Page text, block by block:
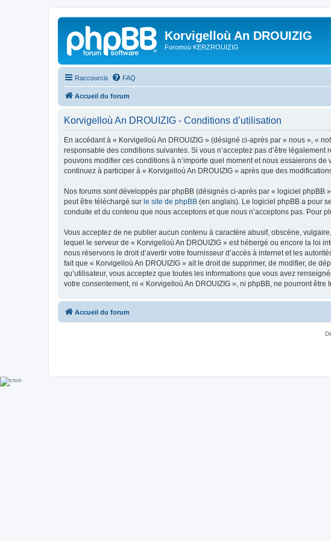
Korvigelloù An DROUIZIG
Foromoù KERZROUIZIG
Raccourcis FAQ
Accueil du forum
Korvigelloù An DROUIZIG - Conditions d’utilisation
En accédant à « Korvigelloù An DROUIZIG » (désigné ci-après par « nous », «
responsable des conditions suivantes. Si vous n’acceptez pas d’être
pouvons modifier ces conditions à n’importe quel moment et nous essaierons
continuez à participer à « Korvigelloù An DROUIZIG » après que des
Nos forums sont développés par phpBB (désignés ci-après par « logiciel
peut être téléchargé sur le site de phpBB (en anglais). Le logiciel phpBB a pour
conduite et du contenu que nous acceptons et que nous n’acceptons pas. Pour
Vous acceptez de ne publier aucun contenu à caractère abusif, obscène,
lequel le serveur de « Korvigelloù An DROUIZIG » est hébergé ou encore la loi
nous réservons le droit d’avertir votre fournisseur d’accès à internet et les
fait que « Korvigelloù An DROUIZIG » ait le droit de supprimer, de modifier, de
qu’utilisateur, vous acceptez que toutes les informations que vous avez
votre consentement, ni « Korvigelloù An DROUIZIG », ni phpBB, ne pourront
Accueil du forum